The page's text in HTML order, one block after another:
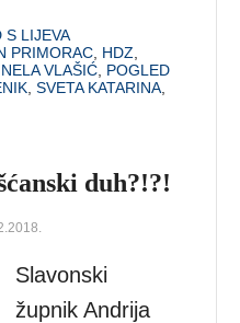
S LIJEVA
PRIMORAC HDZ
NELA VLAŠIĆ POGLED
,SVETA KATARINA
duh?!?!
Slavonski
župnik Andrija